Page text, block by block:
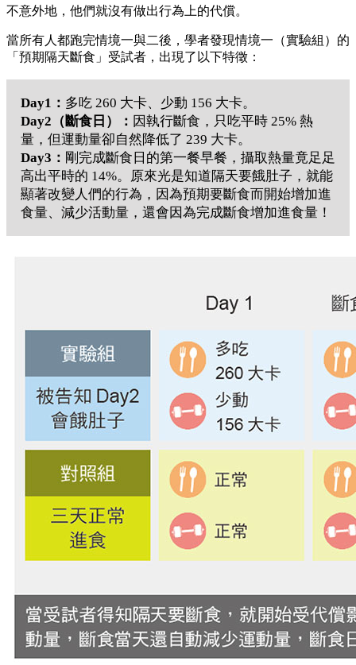
不意外地，他們就沒有做出行為上的代償。
當所有人都跑完情境一與二後，學者發現情境一（實驗組）的
「預期隔天斷食」受試者，出現了以下特徵：
Day1： 多吃 260 大卡、少動 156 大卡。
Day2（斷食日）： 因執行斷食，只吃平時 25% 熱
量，但運動量卻自然降低了 239 大卡。
Day3： 剛完成斷食日的第一餐早餐，攝取熱量竟足足
高出平時的 14%。原來光是知道隔天要餓肚子，就能
顯著改變人們的行為，因為預期要斷食而開始增加進
食量、減少活動量，還會因為完成斷食增加進食量！